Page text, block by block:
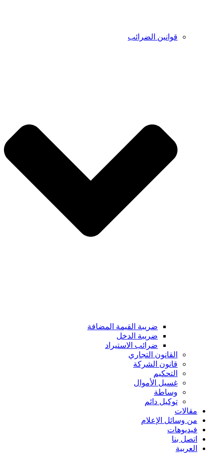
قوانين الضرائب
ضريبة القيمة المضافة
ضريبة الدخل
ضرائب الاستيراد
القانون التجاري
قانون الشركة
التحكيم
غسيل الأموال
وساطة
توكيل دائم
مقالات
من وسائل الإعلام
فيديوهات
اتصل بنا
العربية